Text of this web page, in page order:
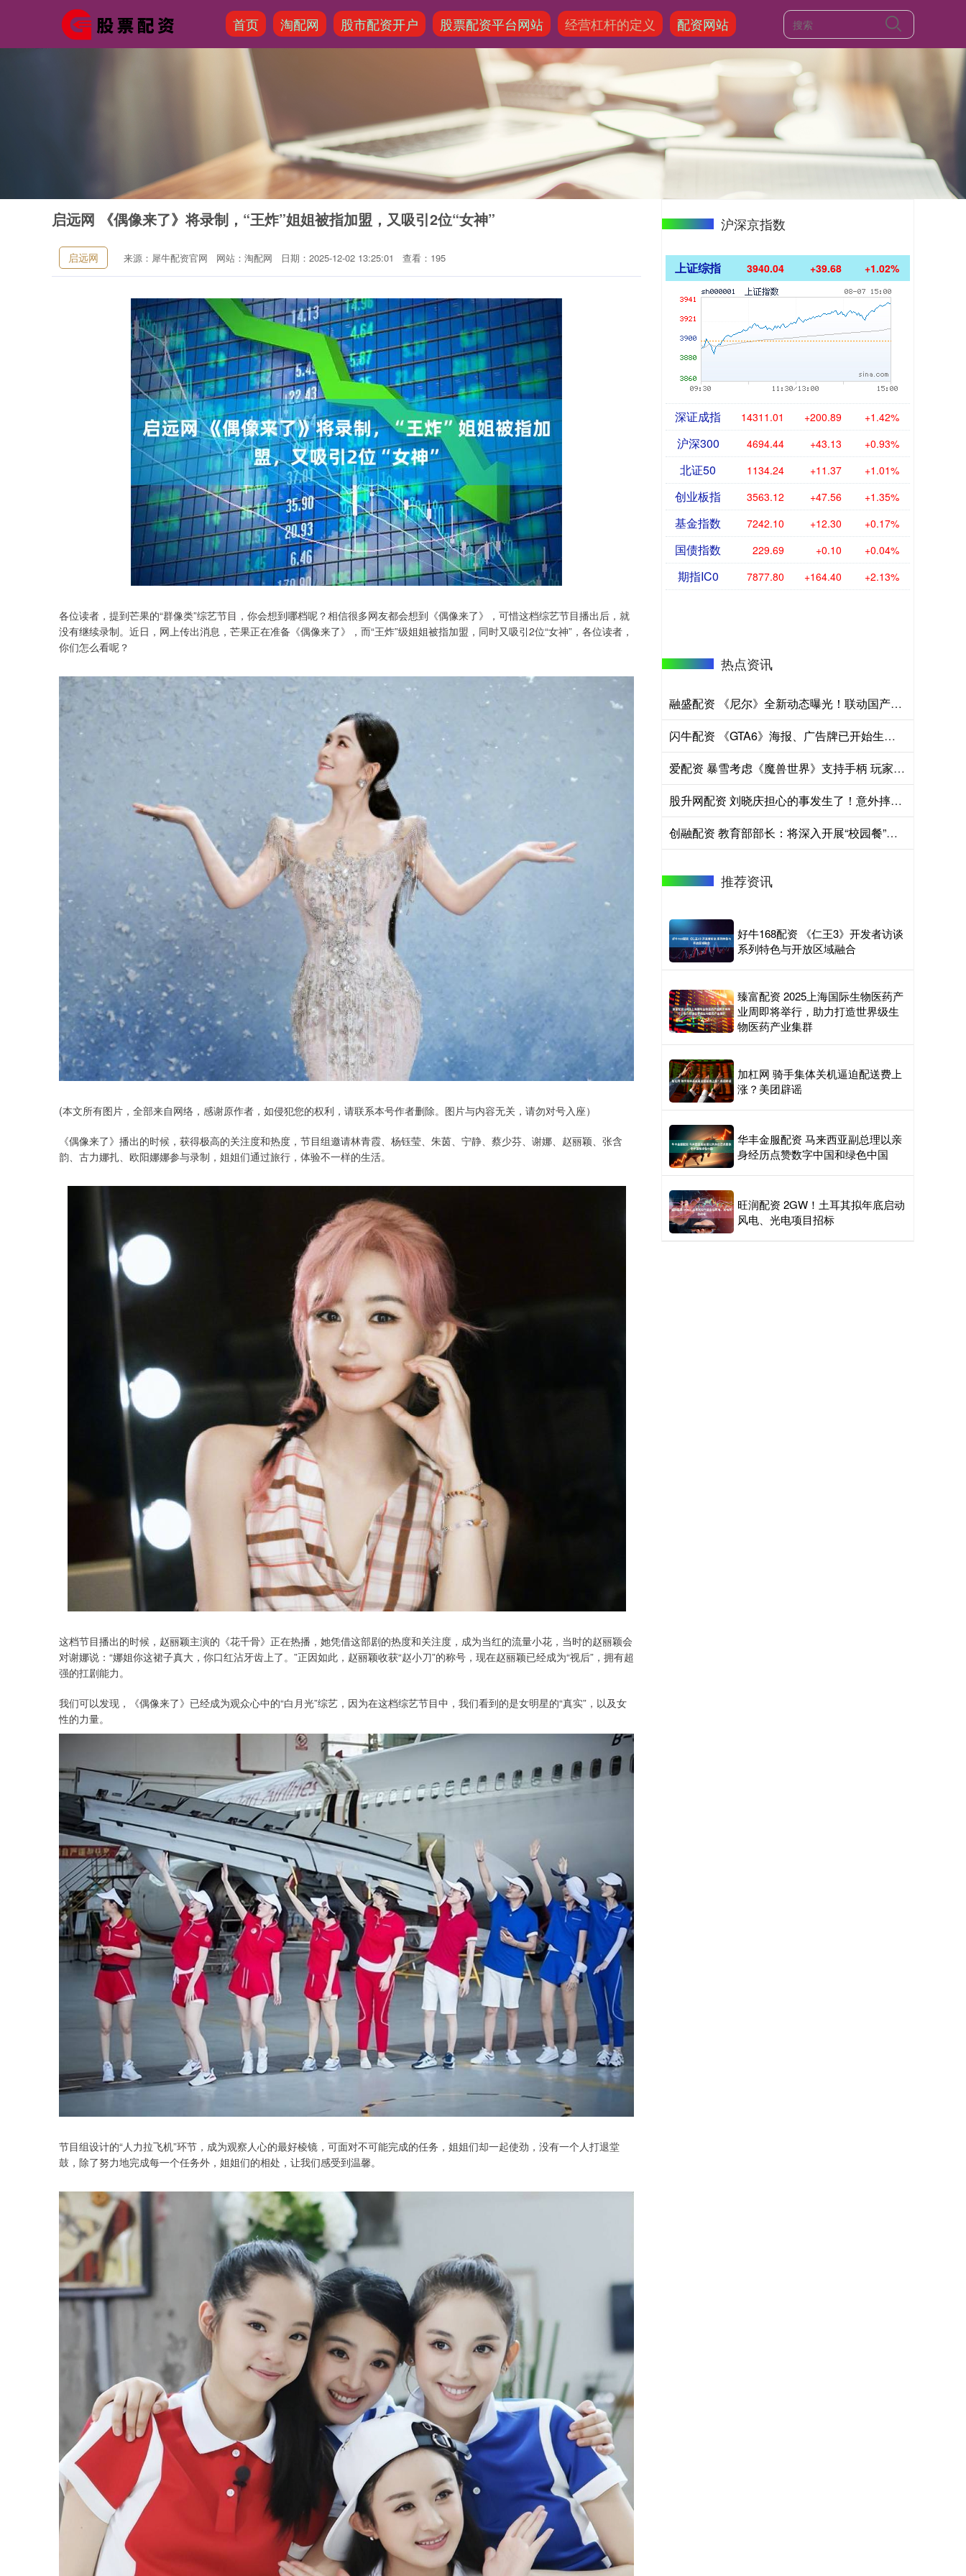
首页 淘配网 股市配资开户 股票配资平台网站 经营杠杆的定义 配资网站
启远网 《偶像来了》将录制，“王炸”姐姐被指加盟，又吸引2位“女神”
启远网 来源：犀牛配资官网 网站：淘配网 日期：2025-12-02 13:25:01 查看：195
各位读者，提到芒果的“群像类”综艺节目，你会想到哪档呢？相信很多网友都会想到《偶像来了》，可惜这档综艺节目播出后，就
没有继续录制。近日，网上传出消息，芒果正在准备《偶像来了》，而“王炸”级姐姐被指加盟，同时又吸引2位“女神”，各位读者，
你们怎么看呢？
(本文所有图片，全部来自网络，感谢原作者，如侵犯您的权利，请联系本号作者删除。图片与内容无关，请勿对号入座）
《偶像来了》播出的时候，获得极高的关注度和热度，节目组邀请林青霞、杨钰莹、朱茵、宁静、蔡少芬、谢娜、赵丽颖、张含
韵、古力娜扎、欧阳娜娜参与录制，姐姐们通过旅行，体验不一样的生活。
这档节目播出的时候，赵丽颖主演的《花千骨》正在热播，她凭借这部剧的热度和关注度，成为当红的流量小花，当时的赵丽颖会
对谢娜说：“娜姐你这裙子真大，你口红沾牙齿上了。”正因如此，赵丽颖收获“赵小刀”的称号，现在赵丽颖已经成为“视后”，拥有超
强的扛剧能力。
我们可以发现，《偶像来了》已经成为观众心中的“白月光”综艺，因为在这档综艺节目中，我们看到的是女明星的“真实”，以及女
性的力量。
节目组设计的“人力拉飞机”环节，成为观察人心的最好棱镜，可面对不可能完成的任务，姐姐们却一起使劲，没有一个人打退堂
鼓，除了努力地完成每一个任务外，姐姐们的相处，让我们感受到温馨。
沪深京指数
上证综指 3940.04 +39.68 +1.02%
深证成指 14311.01 +200.89 +1.42%
沪深300 4694.44 +43.13 +0.93%
北证50 1134.24 +11.37 +1.01%
创业板指 3563.12 +47.56 +1.35%
基金指数 7242.10 +12.30 +0.17%
国债指数 229.69 +0.10 +0.04%
期指IC0 7877.80 +164.40 +2.13%
热点资讯
融盛配资 《尼尔》全新动态曝光！联动国产大作 绝美容颜好心动
闪牛配资 《GTA6》海报、广告牌已开始生产？线下营销大动作
爱配资 暴雪考虑《魔兽世界》支持手柄 玩家担忧牺牲PC体验
股升网配资 刘晓庆担心的事发生了！意外摔倒、分不清人，75岁不服老不行了？
创融配资 教育部部长：将深入开展“校园餐”、教辅征订等专项治理
推荐资讯
好牛168配资 《仁王3》开发者访谈
系列特色与开放区域融合
臻富配资 2025上海国际生物医药产
业周即将举行，助力打造世界级生
物医药产业集群
加杠网 骑手集体关机逼迫配送费上
涨？美团辟谣
华丰金服配资 马来西亚副总理以亲
身经历点赞数字中国和绿色中国
旺润配资 2GW！土耳其拟年底启动
风电、光电项目招标